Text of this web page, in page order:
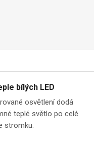
bílých LED
osvětlení dodá
teplé světlo po celé
stromku.